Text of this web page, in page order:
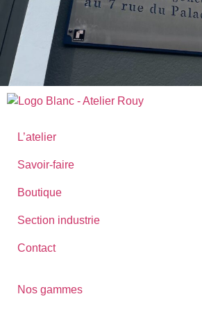
L’atelier
Savoir-faire
Boutique
Section industrie
Contact
Nos gammes